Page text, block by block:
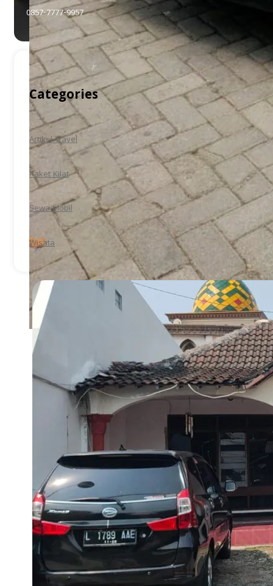
0857-7777-9957
Categories
Artikel Travel
Paket Kilat
Sewa Mobil
Wisata